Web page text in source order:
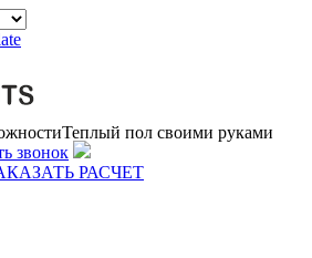
Теплый пол своими руками
звонок
РАСЧЕТ